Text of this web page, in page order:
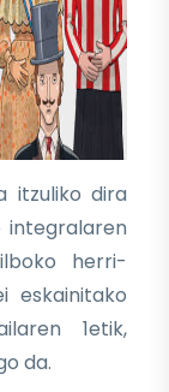
itzuliko dira
integralaren
herri-
eskainitako
1etik,
da.